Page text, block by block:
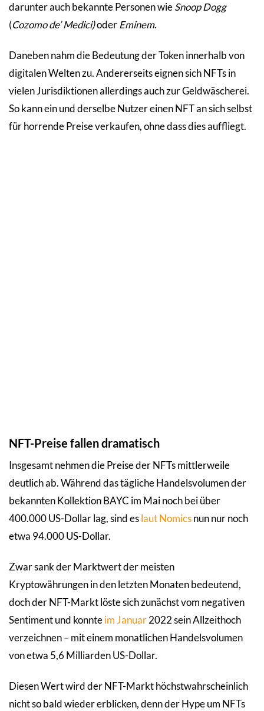
darunter auch bekannte Personen wieSnoop Dogg
(Cozomo de’ Medici)oderEminem.
Daneben nahm die Bedeutung der Token innerhalb von
digitalen Welten zu. Andererseits eignen sich NFTs in
vielen Jurisdiktionen allerdings auch zur Geldwäscherei.
So kann ein und derselbe Nutzer einen NFT an sich selbst
für horrende Preise verkaufen, ohne dass dies auffliegt.
NFT-Preise fallen dramatisch
Insgesamt nehmen die Preise der NFTs mittlerweile
deutlich ab. Während das tägliche Handelsvolumen der
bekannten Kollektion BAYC im Mai noch bei über
400.000 US-Dollar lag, sind eslaut Nomicsnun nur noch
etwa 94.000 US-Dollar.
Zwar sank der Marktwert der meisten
Kryptowährungen in den letzten Monaten bedeutend,
doch der NFT-Markt löste sich zunächst vom negativen
Sentiment und konnteim Januar2022 sein Allzeithoch
verzeichnen – mit einem monatlichen Handelsvolumen
von etwa 5,6 Milliarden US-Dollar.
Diesen Wert wird der NFT-Markt höchstwahrscheinlich
nicht so bald wieder erblicken, denn der Hype um NFTs